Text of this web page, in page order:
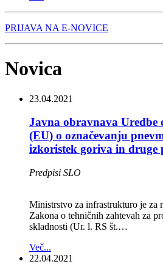
PRIJAVA NA E-NOVICE
Novica
23.04.2021
Javna obravnava Uredbe
(EU) o označevanju
izkoristek goriva in druge
Predpisi SLO
Ministrstvo za infrastrukturo je za
Zakona o tehničnih zahtevah za
skladnosti (Ur. l. RS št.…
Več...
22.04.2021